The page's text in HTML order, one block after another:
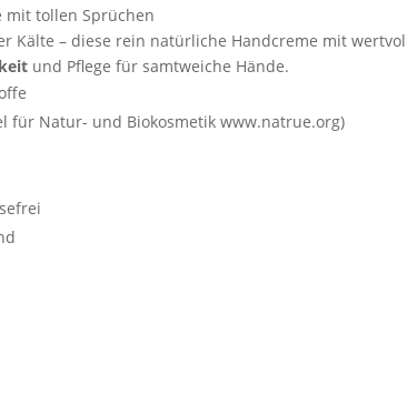
mit tollen Sprüchen
Kälte – diese rein natürliche Handcreme mit
und Pflege für samtweiche Hände.
für Natur- und Biokosmetik www.natrue.org)